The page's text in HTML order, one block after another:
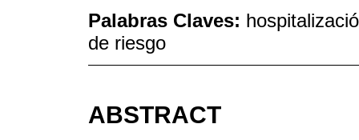
Palabras Claves:
de riesgo
ABSTRACT